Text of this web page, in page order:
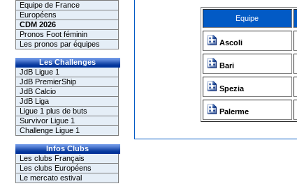
Equipe de France
Européens
CDM 2026
Pronos Foot féminin
Les pronos par équipes
Les Challenges
JdB Ligue 1
JdB PremierShip
JdB Calcio
JdB Liga
Ligue 1 plus de buts
Survivor Ligue 1
Challenge Ligue 1
Infos Clubs
Les clubs Français
Les clubs Européens
Le mercato estival
Equipe
Ascoli
Bari
Spezia
Palerme